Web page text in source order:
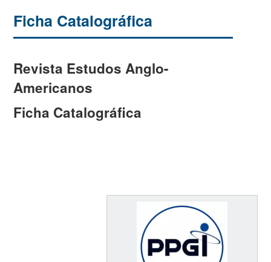
Ficha Catalográfica
Revista Estudos Anglo-
Americanos
Ficha Catalográfica